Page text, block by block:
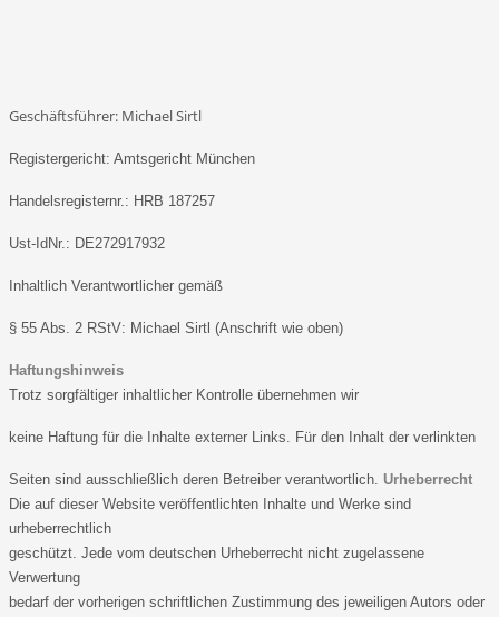
Geschäftsführer: Michael Sirtl
Registergericht: Amtsgericht München
Handelsregisternr.: HRB 187257
Ust-IdNr.: DE272917932
Inhaltlich Verantwortlicher gemäß
§ 55 Abs. 2 RStV: Michael Sirtl (Anschrift wie oben)
Haftungshinweis
Trotz sorgfältiger inhaltlicher Kontrolle übernehmen wir
keine Haftung für die Inhalte externer Links. Für den Inhalt der verlinkten
Seiten sind ausschließlich deren Betreiber verantwortlich. Urheberrecht
Die auf dieser Website veröffentlichten Inhalte und Werke sind
urheberrechtlich
geschützt. Jede vom deutschen Urheberrecht nicht zugelassene
Verwertung
bedarf der vorherigen schriftlichen Zustimmung des jeweiligen Autors oder